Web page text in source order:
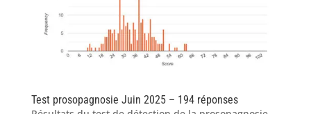
Test prosopagnosie Juin 2025 – 194 réponses